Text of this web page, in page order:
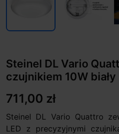
Steinel DL Vario
czujnikiem 10W biały
711,00 zł
Steinel DL Vario Quattro
LED z precyzyjnymi